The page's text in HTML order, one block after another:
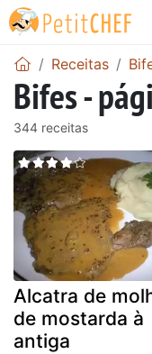
Receitas
Bifes -
344 receitas
Alcatra de
de mostarda à
antiga